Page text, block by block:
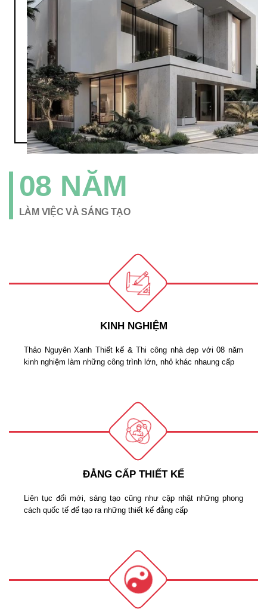
08 NĂM
LÀM VIỆC VÀ SÁNG TẠO
KINH NGHIỆM
Thảo Nguyên Xanh Thiết kế & Thi công nhà đẹp với 08 năm
kinh nghiệm làm những công trình lớn, nhỏ khác nhaung cấp
ĐẲNG CẤP THIẾT KẾ
Liên tục đổi mới, sáng tạo cũng như cập nhật những phong
cách quốc tế để tạo ra những thiết kế đẳng cấp